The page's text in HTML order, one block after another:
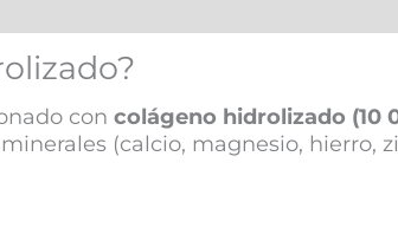
concolágeno hidrolizado (10
(calcio, magnesio, hierro,